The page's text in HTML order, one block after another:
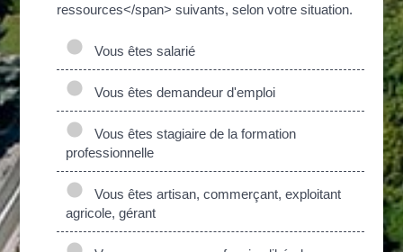
ressources</span> suivants, selon votre situation.
Vous êtes salarié
Vous êtes demandeur d'emploi
Vous êtes stagiaire de la formation
professionnelle
Vous êtes artisan, commerçant, exploitant
agricole, gérant